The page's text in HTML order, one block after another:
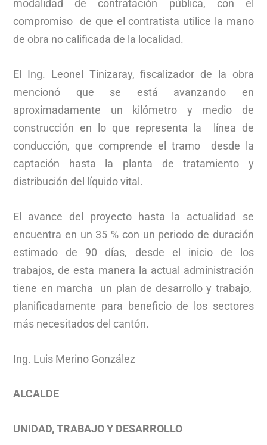
modalidad de contratación pública, con el
compromiso de que el contratista utilice la mano
de obra no calificada de la localidad.
El Ing. Leonel Tinizaray, fiscalizador de la obra
mencionó que se está avanzando en
aproximadamente un kilómetro y medio de
construcción en lo que representa la línea de
conducción, que comprende el tramo desde la
captación hasta la planta de tratamiento y
distribución del líquido vital.
El avance del proyecto hasta la actualidad se
encuentra en un 35 % con un periodo de duración
estimado de 90 días, desde el inicio de los
trabajos, de esta manera la actual administración
tiene en marcha un plan de desarrollo y trabajo,
planificadamente para beneficio de los sectores
más necesitados del cantón.
Ing. Luis Merino González
ALCALDE
UNIDAD, TRABAJO Y DESARROLLO